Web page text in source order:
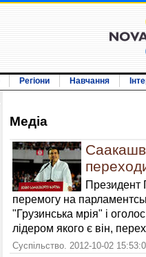
Регіони Навчання
Медiа
Президент
перемогу на
"Грузинська мрія" і
лідером якого є він,
Суспільство. 2012-10-02